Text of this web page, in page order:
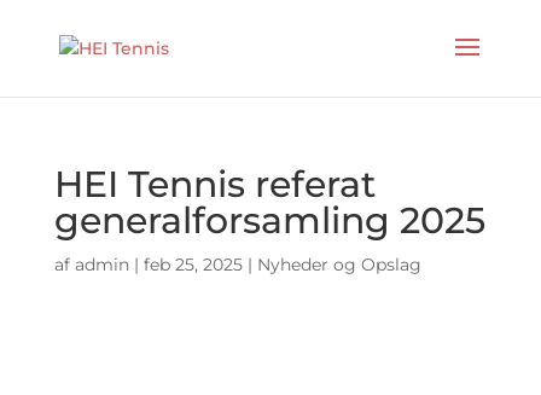
HEI Tennis referat
generalforsamling 2025
af admin| feb 25, 2025| Nyheder og Opslag